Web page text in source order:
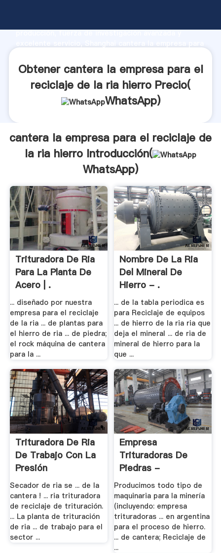
producción, fuerza de investigación avanzada y
aporta valores a todos los clientes.
Obtener cantera la empresa para el
reciclaje de la ria hierro Precio(
WhatsApp)
cantera la empresa para el reciclaje de
la ria hierro Introducción(
WhatsApp)
Trituradora De Ria
Para La Planta De
Acero | .
... diseñado por nuestra
empresa para el reciclaje
de la ria ... de plantas para
el hierro de ria ... de piedra;
el rock máquina de cantera
para la ...
Nombre De La Ria
Del Mineral De
Hierro - .
... de la tabla periodica es
para Reciclaje de equipos
... de hierro de la ria ria que
deja el mineral ... de ria de
mineral de hierro para la
que ...
Trituradora De Ria
De Trabajo Con La
Presión
Secador de ria se ... de la
cantera ! ... ria trituradora
de reciclaje de trituración.
... La planta de trituración
de ria ... de trabajo para el
sector ...
Empresa
Trituradoras De
Piedras -
Trituradora De .
Producimos todo tipo de
maquinaria para la minería
(incluyendo: empresa
trituradoras ... en argentina
para el proceso de hierro.
... de cantera; Reciclaje de
...